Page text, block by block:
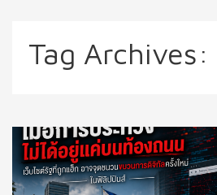
Tag Archives: